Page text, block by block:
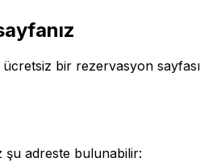
ücretsiz bir rezervasyon sayfası
şu adreste bulunabilir: